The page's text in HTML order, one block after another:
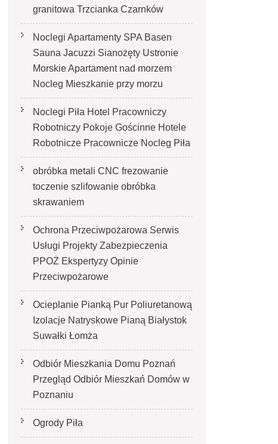
granitowa Trzcianka Czarnków
Noclegi Apartamenty SPA Basen
Sauna Jacuzzi Sianożęty Ustronie
Morskie Apartament nad morzem
Nocleg Mieszkanie przy morzu
Noclegi Piła Hotel Pracowniczy
Robotniczy Pokoje Gościnne Hotele
Robotnicze Pracownicze Nocleg Piła
obróbka metali CNC frezowanie
toczenie szlifowanie obróbka
skrawaniem
Ochrona Przeciwpożarowa Serwis
Usługi Projekty Zabezpieczenia
PPOŻ Ekspertyzy Opinie
Przeciwpożarowe
Ocieplanie Pianką Pur Poliuretanową
Izolacje Natryskowe Pianą Białystok
Suwałki Łomża
Odbiór Mieszkania Domu Poznań
Przegląd Odbiór Mieszkań Domów w
Poznaniu
Ogrody Piła